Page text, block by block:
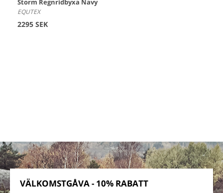
Storm Regnridbyxa Navy
EQUTEX
2295 SEK
VÄLKOMSTGÅVA - 10% RABATT